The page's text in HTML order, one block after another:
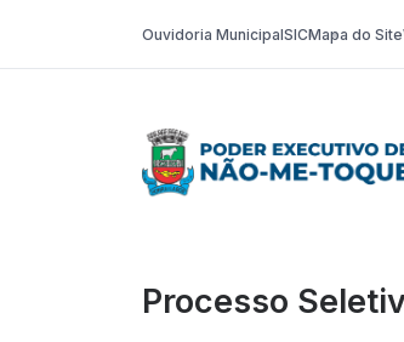
Ouvidoria MunicipalSICMapa do Site
Processo